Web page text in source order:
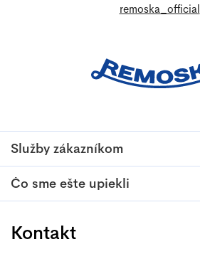
remoska_official
Služby zákazníkom
Čo sme ešte upiekli
Kontakt